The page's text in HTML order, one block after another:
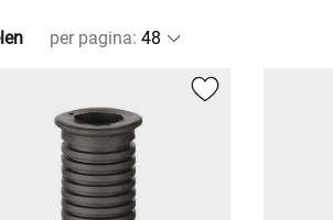
per pagina: